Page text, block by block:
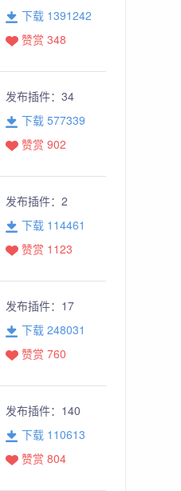
下载 1391242
赞赏 348
发布插件： 34
下载 577339
赞赏 902
发布插件： 2
下载 114461
赞赏 1123
发布插件： 17
下载 248031
赞赏 760
发布插件： 140
下载 110613
赞赏 804